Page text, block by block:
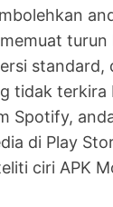
tidak
Spotify,
di Play
ciri APK